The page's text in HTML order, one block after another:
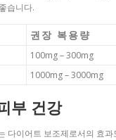
습니다.
권장 복용량
100mg – 300mg
1000mg – 3000mg
부 건강
다이어트 보조제로서의 효